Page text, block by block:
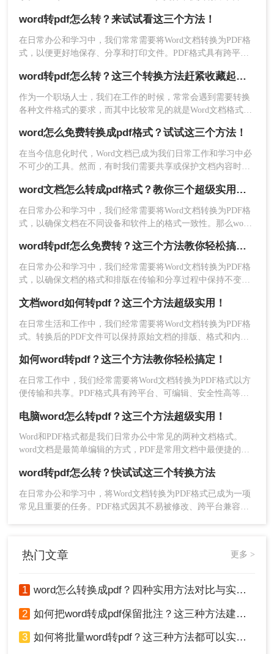
对于没有安装额外软件的用户，可以使用在线转换
工具来将Word文档转换为PDF。一些在线工具也提
Word转PDF操作为例。
操作如下：
1、打开在线Word转PDF网址：
2、选择Word转PDF，上传Word文档到界面中。
点击开始转换。
注意事项
档，以防数据丢失。
2、选择转换工具时，确保从可信赖的来源下载和安
设备和操作系统上保持一致。然而，在进行Word转PDF的过程
中，有时会遇到排版变化的问题。本文将介绍word转pdf怎么保
留排版。
word转pdf怎么转？来试试看这三个方法！
在日常办公和学习中，我们常常需要将Word文档转换为PDF格
式，以便更好地保存、分享和打印文件。PDF格式具有跨平
格式。那么Word转PDF怎么转呢？本文将详细介绍Word转PDF
的几种方法，帮助读者轻松实现文档格式的转换。
word转pdf怎么转？这三个转换方法赶紧收藏起来！
作为一个职场人士，我们在工作的时候，常常会遇到需要转换
各种文件格式的要求，而其中比较常见的就是Word文档格式和
文档进行格式的转换，像Word转换为PDF格式以后，不仅阅读
起来方便，安全性高，而其兼容性也比较强，可以在多种设备
进行传送，那么Word转PDF怎么转呢，今天我为大家整理了三
word怎么免费转换成pdf格式？试试这三个方法！
在当今信息化时代，Word文档已成为我们日常工作和学习中必
不可少的工具。然而，有时我们需要共享或保护文档内容时，
转换成pdf格式呢？本文将为您详细介绍几种简便的方法。word文档怎么转成pdf格式？教你三个超级实用的方法！
在日常办公和学习中，我们经常需要将Word文档转换为PDF格
式，以确保文档在不同设备和软件上的格式一致性。那么word
PDF格式的方法。
word转pdf怎么免费转？这三个方法教你轻松搞定！
在日常办公和学习中，我们经常需要将Word文档转换为PDF格
式，以确保文档的格式和排版在传输和分享过程中保持不变。
免费的转换方法。那么word转pdf怎么免费转呢？本文将介绍几
种免费的Word转PDF方法，并分享一些实用技巧。
文档word如何转pdf？这三个方法超级实用！
在日常生活和工作中，我们经常需要将Word文档转换为PDF格
式。转换后的PDF文件可以保持原始文档的排版、格式和内
何转pdf方法，帮助您轻松实现转换。
如何word转pdf？这三个方法教你轻松搞定！
在日常工作中，我们经常需要将Word文档转换为PDF格式以方
便传输和共享。PDF格式具有跨平台、可编辑、安全性高等优
word转pdf，包括方法、注意事项和常见问题等，帮助您轻松完
成转换。
电脑word怎么转pdf？这三个方法超级实用！
Word和PDF格式都是我们日常办公中常见的两种文档格式。
word文档是最简单编辑的方式，PDF是常用文档中最便捷的阅
打印效果，因此它们之间的格式转换也是必不可少。下面总结
了二种电脑word怎么转pdf的方法进行转换，掌握后一定对你的
办公技巧提升有帮助~
word转pdf怎么转？快试试这三个转换方法
在日常办公和学习中，将Word文档转换为PDF格式已成为一项
常见且重要的任务。PDF格式因其不易被修改、跨平台兼容性
热门文章 更多 >
1 word怎么转换成pdf？四种实用方法对比与实操指南（附详细表格）！
2 如何把word转成pdf保留批注？这三种方法建议收藏！
3 如何将批量word转pdf？这三种方法都可以实现批量转换